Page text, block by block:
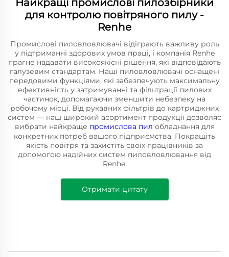
Найкращі промислові пилозбірники
для контролю повітряного пилу -
Renhe
Промислові пиловловлювачі відіграють важливу роль
у підтриманні здорових умов праці, і компанія Renhe
прагне надавати високоякісні рішення, які відповідають
галузевим стандартам. Наші пиловловлювачі оснащені
передовими функціями, які забезпечують максимальну
ефективність у затримуванні та фільтрації пилових
частинок, допомагаючи зменшити небезпеку на
робочому місці. Від рукавних фільтрів до картриджних
систем — наш широкий асортимент продукції дозволяє
вибрати найкраще промислова пил обладнання для
конкретних потреб вашого підприємства. Покращіть
якість повітря та захистіть своїх працівників за
допомогою надійних систем пиловловлювання від
Renhe.
Отримати цитату